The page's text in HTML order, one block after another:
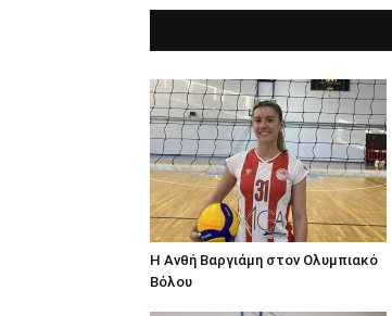
Η Ανθή Βαργιάμη στον Ολυμπιακό
Βόλου